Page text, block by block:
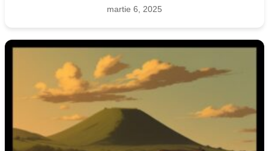
martie 6, 2025